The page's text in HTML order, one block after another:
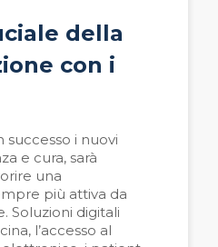
della
con i
successo i nuovi
e cura, sarà
una
più attiva da
Soluzioni digitali
l’accesso al